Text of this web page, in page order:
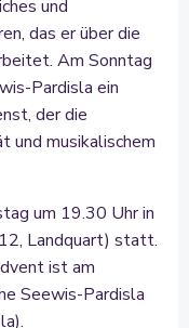
und
das er über die
Am Sonntag
Pardisla ein
der die
und musikalischem
um 19.30 Uhr in
Landquart) statt.
ist am
Seewis-Pardisla